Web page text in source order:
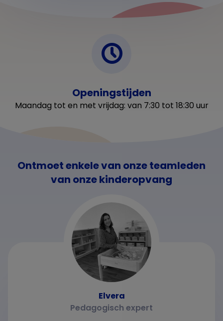
Openingstijden
Maandag tot en met vrijdag: van 7:30 tot 18:30 uur
Ontmoet enkele van onze teamleden
van onze kinderopvang
Elvera
Pedagogisch expert